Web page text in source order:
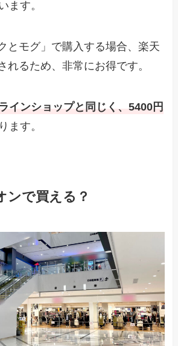
ます。
とモグ」で購入する場合、楽天
れるため、非常にお得です。
インショップと同じく、5400円
ます。
ンで買える？